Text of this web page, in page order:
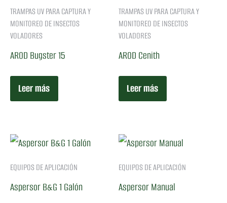
TRAMPAS UV PARA CAPTURA Y
MONITOREO DE INSECTOS
VOLADORES
AROD Bugster 15
Leer más
TRAMPAS UV PARA CAPTURA Y
MONITOREO DE INSECTOS
VOLADORES
AROD Cenith
Leer más
EQUIPOS DE APLICACIÓN
Aspersor B&G 1 Galón
EQUIPOS DE APLICACIÓN
Aspersor Manual